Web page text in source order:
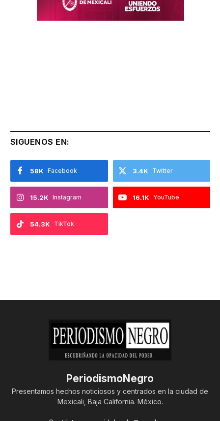
SIGUENOS EN:
Facebook
58K Twitter
3.4K
Instagram
15.2K YouTube
16.1K
TikTok
54.3K
PeriodismoNegro
Presentamos hechos noticiosos y centrados en la ciudad de
Mexicali, Baja California. México.